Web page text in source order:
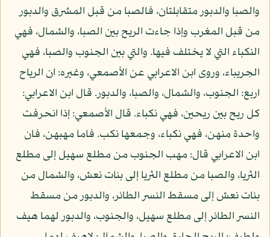
والصبا والدبور متقابلتان، فالصبا من قبل المشرق والدبور
من قبل المغرب وإذا جاءت الريح بين الصبا، والشمال، فهي
النكباء التي لا يختلف فيها. والتي بين الجنوب والصبا، فهي
الجريباء، وروى ابن الاعرابي عن الأصمعي، وغيره: ان الرياح
اربع: الجنوب، والشمال، والصبا، والدبور. قال ابن الاعرابي:
كل ريح بين ريحين، فهي نكباء. قال الأصمعي: إذا انحرفت
واحدة منهن، فهي نكباء، وجمعها نكب. فاما مهبهن، فان
ابن الاعرابي قال: مهب الجنوب من مطلع سهيل إلى مطلع
الثريا، والصبا من مطلع الثريا إلى بنات نعش، والشمال من
بنات نعش إلى مسقط النسر الطائر، والدبور من مسقط
النسر الطائر إلى مطلع سهيل، والجنوب، والدبور لهما هيف